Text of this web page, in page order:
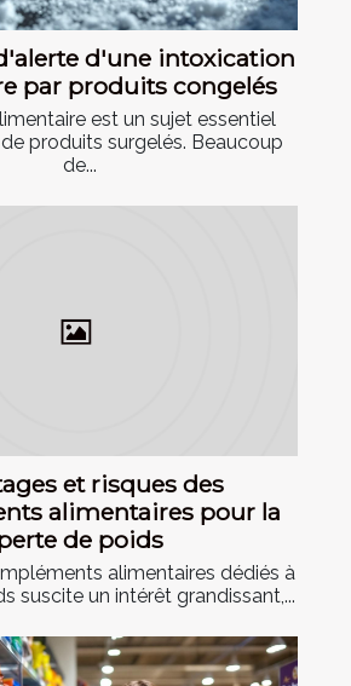
d'une intoxication
par produits congelés
est un sujet essentiel
produits surgelés. Beaucoup
de...
et risques des
alimentaires pour la
de poids
alimentaires dédiés à
suscite un intérêt grandissant,...